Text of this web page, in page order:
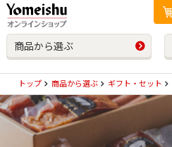
商品から選ぶ
トップ 商品から選ぶ ギフト・セット